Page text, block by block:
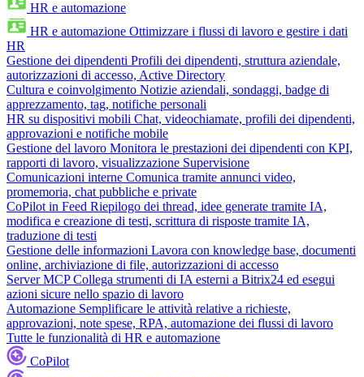
HR e automazione
HR e automazione Ottimizzare i flussi di lavoro e gestire i dati
HR
Gestione dei dipendenti Profili dei dipendenti, struttura aziendale,
autorizzazioni di accesso, Active Directory
Cultura e coinvolgimento Notizie aziendali, sondaggi, badge di
apprezzamento, tag, notifiche personali
HR su dispositivi mobili Chat, videochiamate, profili dei dipendenti,
approvazioni e notifiche mobile
Gestione del lavoro Monitora le prestazioni dei dipendenti con KPI,
rapporti di lavoro, visualizzazione Supervisione
Comunicazioni interne Comunica tramite annunci video,
promemoria, chat pubbliche e private
CoPilot in Feed Riepilogo dei thread, idee generate tramite IA,
modifica e creazione di testi, scrittura di risposte tramite IA,
traduzione di testi
Gestione delle informazioni Lavora con knowledge base, documenti
online, archiviazione di file, autorizzazioni di accesso
Server MCP Collega strumenti di IA esterni a Bitrix24 ed esegui
azioni sicure nello spazio di lavoro
Automazione Semplificare le attività relative a richieste,
approvazioni, note spese, RPA, automazione dei flussi di lavoro
Tutte le funzionalità di HR e automazione
CoPilot